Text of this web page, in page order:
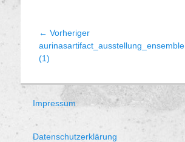
Beitragsnavigation
← Vorheriger
Vorheriger
Beitrag:
aurinasartifact_ausstellung_ensemble
(1)
Impressum
Datenschutzerklärung